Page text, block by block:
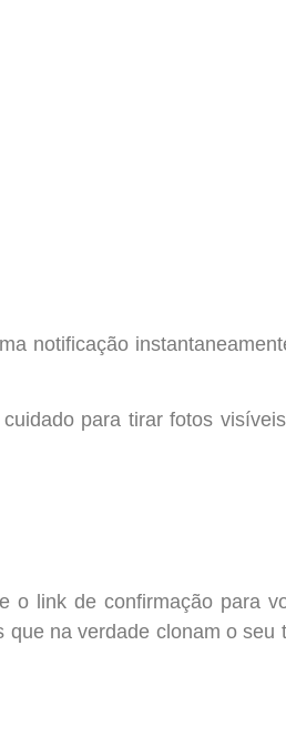
notificação
para tirar fotos
o link de confirmação para
na verdade clonam o seu